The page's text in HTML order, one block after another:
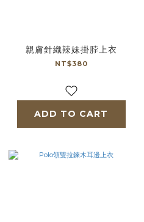
親膚針織辣妹掛脖上衣
NT$380
ADD TO CART